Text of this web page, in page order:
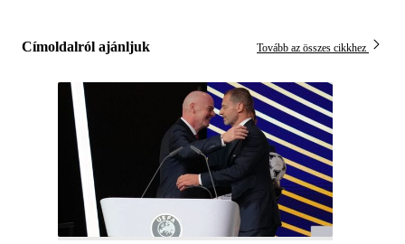
Címoldalról ajánljuk Tovább az összes cikkhez